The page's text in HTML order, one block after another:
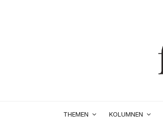
THEMEN KOLUMNEN